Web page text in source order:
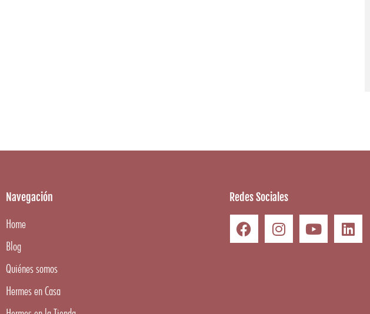
Navegación
Home
Blog
Quiénes somos
Hermes en Casa
Redes Sociales